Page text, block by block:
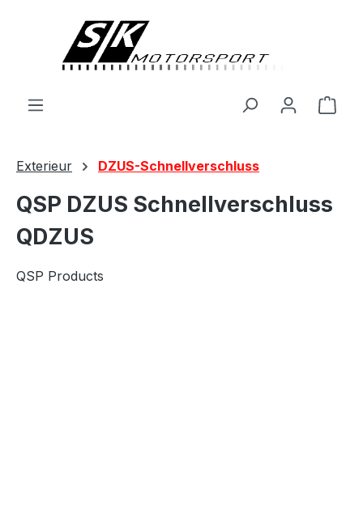
Exterieur DZUS-Schnellverschluss
QSP DZUS Schnellverschluss
QDZUS
QSP Products